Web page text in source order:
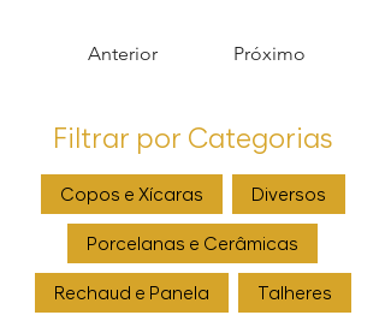
Anterior Próximo
Filtrar por Categorias
Copos e Xícaras Diversos
Porcelanas e Cerâmicas
Rechaud e Panela Talheres